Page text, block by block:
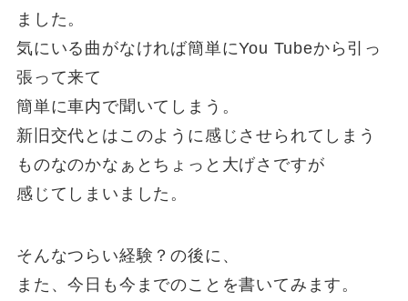
ました。
気にいる曲がなければ簡単にYou Tubeから引っ
張って来て
簡単に車内で聞いてしまう。
新旧交代とはこのように感じさせられてしまう
ものなのかなぁとちょっと大げさですが
感じてしまいました。
そんなつらい経験？の後に、
また、今日も今までのことを書いてみます。